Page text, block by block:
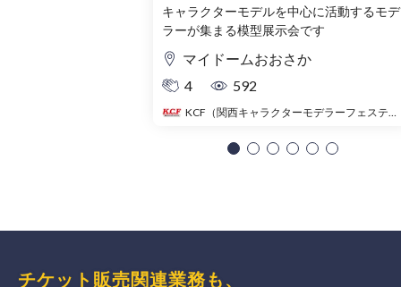
録チケット（無料）
キャラクターモデルを中心に活動するモデ
ラーが集まる模型展示会です
マイドームおおさか
4
592
チケット販売関連業務も、